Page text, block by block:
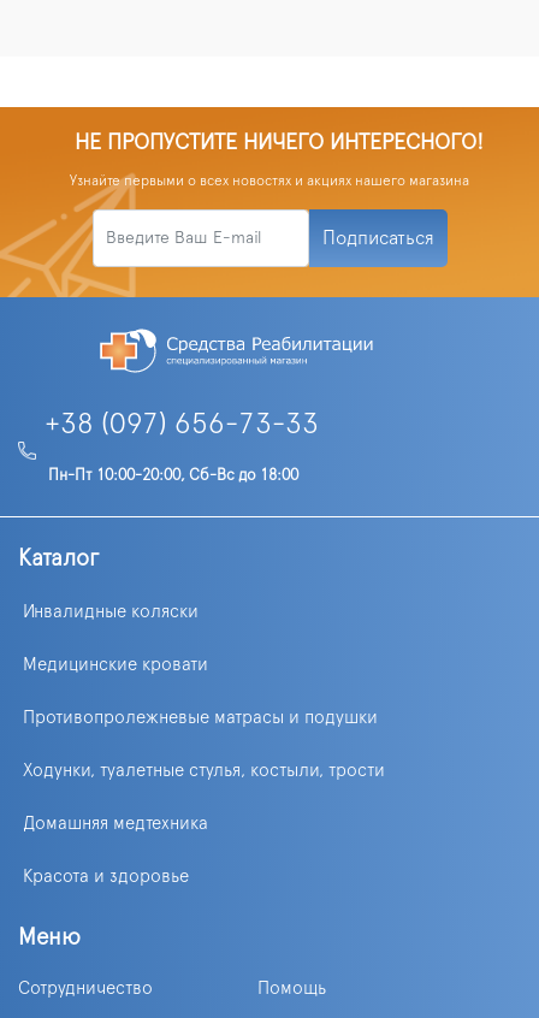
НЕ ПРОПУСТИТЕ НИЧЕГО ИНТЕРЕСНОГО!
Узнайте первыми о всех новостях и акциях нашего магазина
Подписаться
+38 (097) 656-73-33
Пн-Пт 10:00-20:00, Сб-Вс до 18:00
Каталог
Инвалидные коляски
Медицинские кровати
Противопролежневые матрасы и подушки
Ходунки, туалетные стулья, костыли, трости
Домашняя медтехника
Красота и здоровье
Меню
Сотрудничество Помощь